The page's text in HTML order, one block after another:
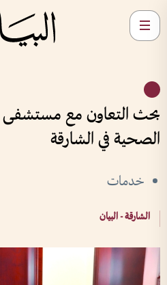
بحث التعاون مع مستشفى
الصحية في الشارقة
خدمات
الشارقة - البيان